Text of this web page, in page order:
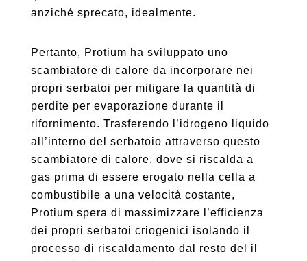
anziché sprecato, idealmente.
Pertanto, Protium ha sviluppato uno
scambiatore di calore da incorporare nei
propri serbatoi per mitigare la quantità di
perdite per evaporazione durante il
rifornimento. Trasferendo l’idrogeno liquido
all’interno del serbatoio attraverso questo
scambiatore di calore, dove si riscalda a
gas prima di essere erogato nella cella a
combustibile a una velocità costante,
Protium spera di massimizzare l’efficienza
dei propri serbatoi criogenici isolando il
processo di riscaldamento dal resto del il